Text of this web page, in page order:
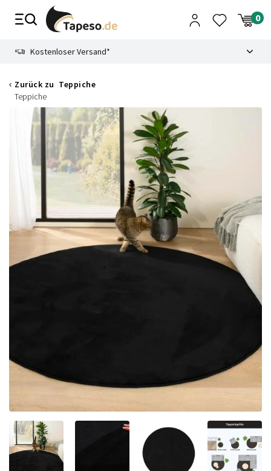
Zusammenbruch
Kostenloser Versand*
Zurück zu Teppiche
Teppiche